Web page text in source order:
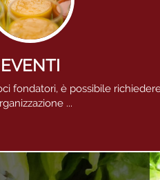
EVENTI
fondatori, è possibile
...